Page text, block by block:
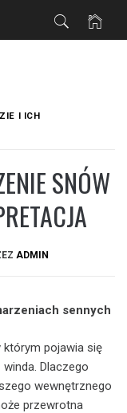
I ICH
SNÓW
ADMIN
sennych
którym pojawia się
Dlaczego
wewnętrznego
przewrotna